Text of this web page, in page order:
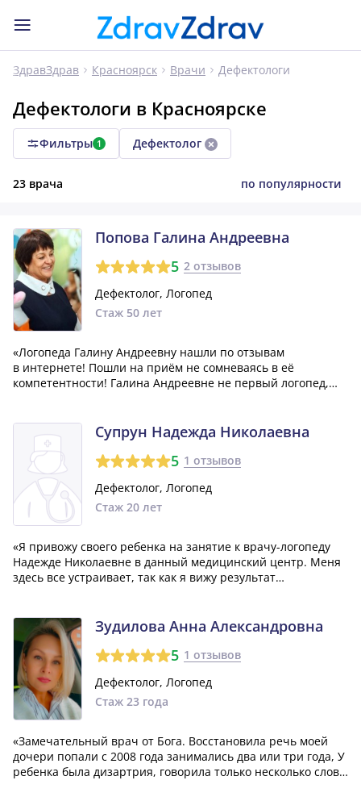
ЗдравЗдрав Красноярск Врачи Дефектологи
Дефектологи в Красноярске
Фильтры 1 Дефектолог
23 врача по популярности
Попова Галина Андреевна
5 2 отзывов
Дефектолог, Логопед
Стаж 50 лет
«Логопеда Галину Андреевну нашли по отзывам
в интернете! Пошли на приём не сомневаясь в её
компетентности! Галина Андреевне не первый логопед,
поэтому стали искать другого логопеда! Очень жалеем...»
Супрун Надежда Николаевна
5 1 отзывов
Дефектолог, Логопед
Стаж 20 лет
«Я привожу своего ребенка на занятие к врачу-логопеду
Надежде Николаевне в данный медицинский центр. Меня
здесь все устраивает, так как я вижу результат
к моему ребенку. Плюс ко всему...»
Зудилова Анна Александровна
5 1 отзывов
Дефектолог, Логопед
Стаж 23 года
«Замечательный врач от Бога. Восстановила речь моей
дочери попали с 2008 года занимались два или три года, У
ребенка была дизартрия, говорила только несколько слов.